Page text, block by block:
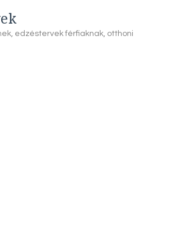
edzéstervek férfiaknak, otthoni